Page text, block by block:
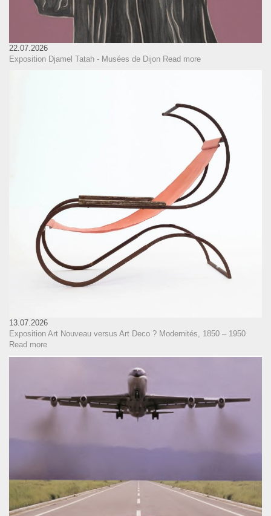
22.07.2026
Exposition Djamel Tatah - Musées de Dijon Read more
13.07.2026
Exposition Art Nouveau versus Art Deco ? Modernités, 1850 – 1950
Read more